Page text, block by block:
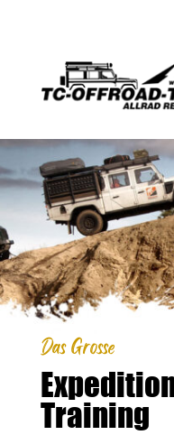
Das Grosse
Training